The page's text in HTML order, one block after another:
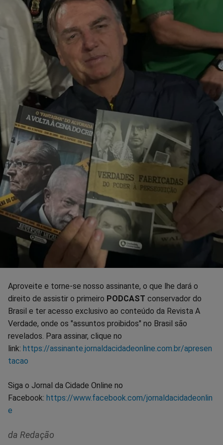
Aproveite e torne-se nosso assinante, o que lhe dará o
direito de assistir o primeiro PODCAST conservador do
Brasil e ter acesso exclusivo ao conteúdo da Revista A
Verdade, onde os "assuntos proibidos" no Brasil são
revelados. Para assinar, clique no
link: https://assinante.jornaldacidadeonline.com.br/apresen
tacao
Siga o Jornal da Cidade Online no
Facebook: https://www.facebook.com/jornaldacidadeonlin
e
da Redação